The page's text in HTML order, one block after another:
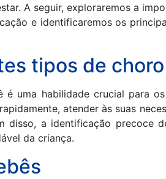
A seguir, exploraremos a
e identificaremos os
tipos de choro
uma habilidade crucial para
atender às suas
a identificação precoce
da criança.